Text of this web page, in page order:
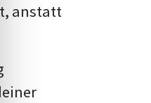
anstatt